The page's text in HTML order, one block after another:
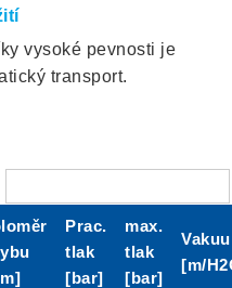
vysoké pevnosti je
transport.
Prac.
tlak
[bar]
max.
tlak
[bar]
[m/